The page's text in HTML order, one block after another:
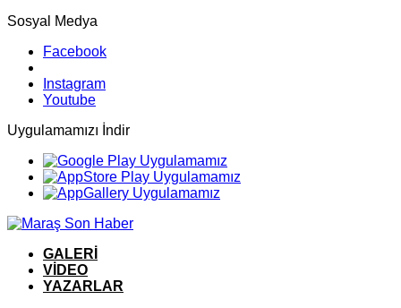
Sosyal Medya
Facebook
Instagram
Youtube
Uygulamamızı İndir
GALERİ
VİDEO
YAZARLAR